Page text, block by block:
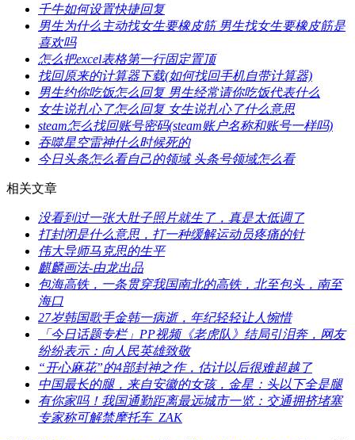
​千牛如何设置快捷回复
​男生为什么主动找女生要橡皮筋 男生找女生要橡皮筋是
喜欢吗
​怎么把excel表格第一行固定置顶
​找回原来的计算器下载(如何找回手机自带计算器)
​男生约你吃饭怎么回复 男生经常请你吃饭代表什么
​女生说扎心了怎么回复 女生说扎心了什么意思
​steam怎么找回账号密码(steam账户名称和账号一样吗)
​吞噬星空雷神什么时候死的
​今日头条怎么看自己的领域 头条号领域怎么看
相关文章
​没看到过一张大肚子照片就生了，真是太低调了
​打封闭是什么意思，打一种缓解运动员疼痛的针
​伟大导师马克思的生平
​麒麟画法-由龙出品
​包海高铁，一条贯穿我国南北的高铁，北至包头，南至
海口
​27岁韩国歌手金韩一病逝，年纪轻轻让人惋惜
​「今日话题专栏」PP视频《老虎队》结局引泪奔，网友
纷纷表示：向人民英雄致敬
​“开心麻花”的4部封神之作，估计以后很难超越了
​中国最长的腿，来自安徽的女孩，金星：头以下全是腿
​有你家吗！我国通勤距离最远城市一览：交通拥挤堵塞
专家称可解禁摩托车_ZAK